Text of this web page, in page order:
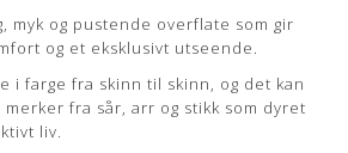
ved dens åbne, åndbare og glatte
af ar, stikmærker og årer bidrager
og kendetegner anilin læderet.
over for smuds og væsker og
myk og pustende overflate som gir
og et eksklusivt utseende.
i farge fra skinn til skinn, og det kan
fra sår, arr og stikk som dyret
liv.